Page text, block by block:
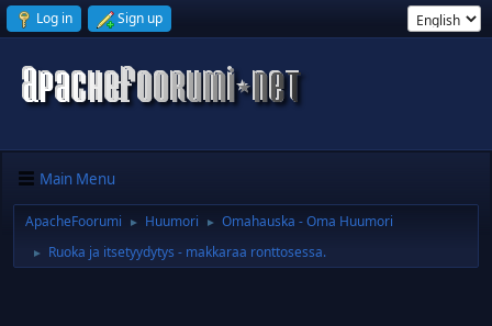
Log in Sign up
Main Menu
ApacheFoorumi ► Huumori ► Omahauska - Oma Huumori
► Ruoka ja itsetyydytys - makkaraa ronttosessa.